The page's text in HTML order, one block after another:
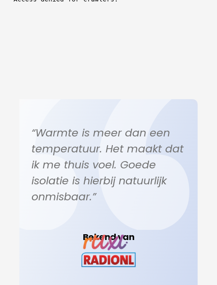
“Warmte is meer dan een
temperatuur. Het maakt dat
ik me thuis voel. Goede
isolatie is hierbij natuurlijk
onmisbaar.”
Bekend van